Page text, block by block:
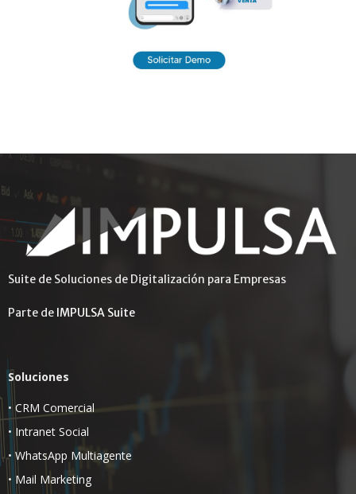
Suite de Soluciones de Digitalización para Empresas
Parte de IMPULSA Suite
Soluciones
•CRM Comercial
• Intranet Social
• WhatsApp Multiagente
• Mail Marketing